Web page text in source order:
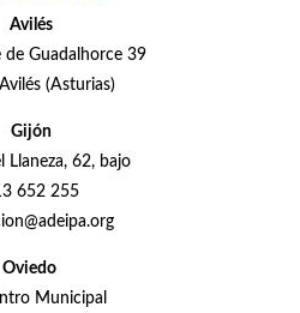
Avilés
de Guadalhorce 39
(Asturias)
Gijón
Llaneza, 62, bajo
652 255
Oviedo
Municipal